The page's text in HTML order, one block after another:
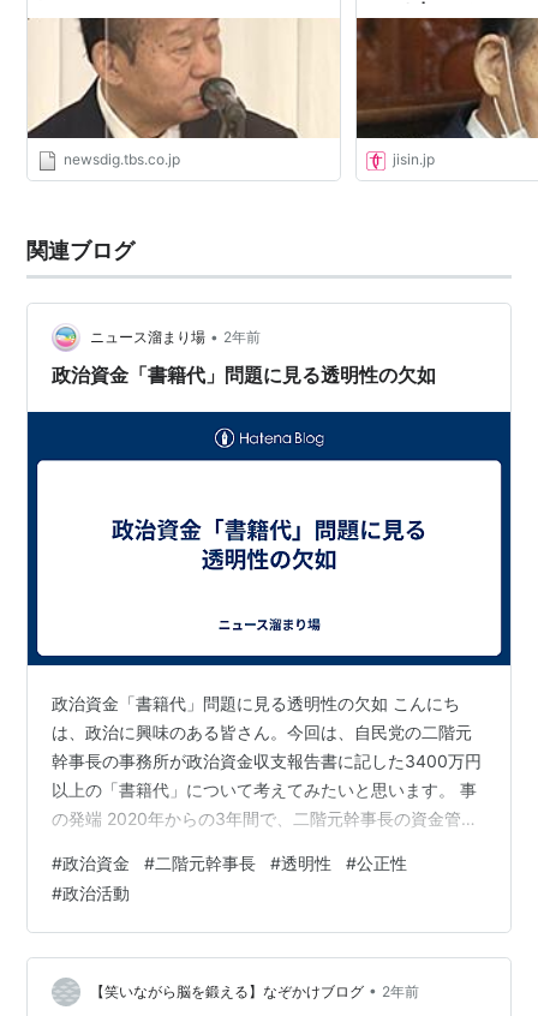
newsdig.tbs.co.jp jisin.jp
関連ブログ
ニュース溜まり場 • 2年前
政治資金「書籍代」問題に見る透明性の欠如
政治資金「書籍代」問題に見る透明性の欠如 こんにち
は、政治に興味のある皆さん。今回は、自民党の二階元
幹事長の事務所が政治資金収支報告書に記した3400万円
以上の「書籍代」について考えてみたいと思います。 事
の発端 2020年からの3年間で、二階元幹事長の資金管理
いたことが報じられました。特に、自身の政治家人生を
つづった「ナンバー2の美学 二階俊博の本心」に関して
は、5000冊分を1045万円で購入していたとのことで
す。 野党の疑問と事務所の釈明 野党側からは政治資金規
正法に違反する可能性が指摘され、詳細な説明を求める
#政治資金 #二階元幹事長 #透明性 #公正性
#政治活動
【笑いながら脳を鍛える】なぞかけブログ • 2年前